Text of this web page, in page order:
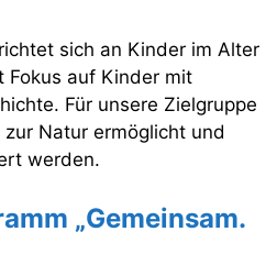
sich an Kinder im Alter
Fokus auf Kinder mit
Für unsere Zielgruppe
Natur ermöglicht und
werden.
„Gemeinsam.